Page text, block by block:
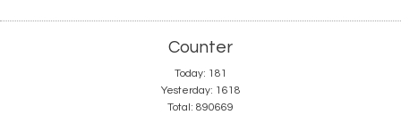
Counter
Today: 181
Yesterday: 1618
Total: 890669